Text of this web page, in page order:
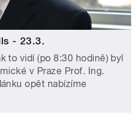
- 23.3.
to vidí (po 8:30 hodině) byl
v Praze Prof. Ing.
opět nabízíme